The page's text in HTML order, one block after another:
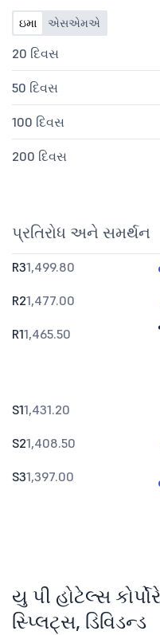
ઇમા એસએમએ
20 દિવસ
50 દિવસ
100 દિવસ
200 દિવસ
પ્રતિરોધ અને સમર્થન
R31,499.80
R21,477.00
R11,465.50
S11,431.20
S21,408.50
S31,397.00
યુ પી હોટેલ્સ
સ્પ્લિટ્સ, ડિવિડન્ડ